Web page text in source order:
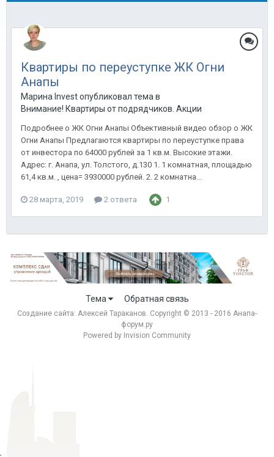
Квартиры по переуступке ЖК Огни
Анапы
Марина Invest опубликовал тема в
Внимание! Квартиры от подрядчиков. Акции от
Подробнее о ЖК Огни Анапы Объективный видео обзор о ЖК
Огни Анапы Предлагаются квартиры по переуступке права
от инвестора по 64000 рублей за 1 кв.м. Высокие этажи.
Адрес: г. Анапа, ул. Толстого, д.130 1. 1 комнатная, площадью
61,4 кв.м. , цена= 3930000 рублей. 2. 2 комнатна...
28 марта, 2019 2 ответа 1
Тема Обратная связь
Создание сайта: Алексей Тараканов . Copyright © 2013 - 2016 Анапа-
форум.ру
Powered by Invision Community